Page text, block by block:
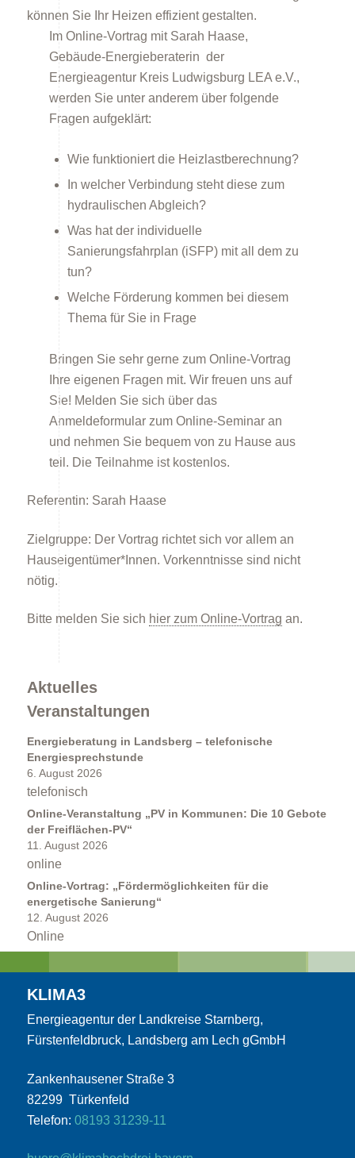
Förderprogramme
Klimabildung
FAQs
Kommunen
Kommunale Energie- und Wärmeplanung
Kommunales Energiemanagement
Förderkompass
können Sie Ihr Heizen effizient gestalten.
Im Online-Vortrag mit Sarah Haase,
Gebäude-Energieberaterin der
Energieagentur Kreis Ludwigsburg LEA e.V.,
werden Sie unter anderem über folgende
Fragen aufgeklärt:
Wie funktioniert die Heizlastberechnung?
In welcher Verbindung steht diese zum
hydraulischen Abgleich?
Was hat der individuelle
Sanierungsfahrplan (iSFP) mit all dem zu
tun?
Welche Förderung kommen bei diesem
Thema für Sie in Frage
Bringen Sie sehr gerne zum Online-Vortrag
Ihre eigenen Fragen mit. Wir freuen uns auf
Sie! Melden Sie sich über das
Anmeldeformular zum Online-Seminar an
und nehmen Sie bequem von zu Hause aus
teil. Die Teilnahme ist kostenlos.
Referentin: Sarah Haase
Zielgruppe: Der Vortrag richtet sich vor allem an
Hauseigentümer*Innen. Vorkenntnisse sind nicht
nötig.
Bitte melden Sie sich hier zum Online-Vortrag an.
Aktuelles
Veranstaltungen
Energieberatung in Landsberg – telefonische
Energiesprechstunde
6. August 2026
telefonisch
Online-Veranstaltung „PV in Kommunen: Die 10 Gebote
der Freiflächen-PV“
11. August 2026
online
Online-Vortrag: „Fördermöglichkeiten für die
energetische Sanierung“
12. August 2026
Online
KLIMA3
Energieagentur der Landkreise Starnberg,
Fürstenfeldbruck, Landsberg am Lech gGmbH
Zankenhausener Straße 3
82299 Türkenfeld
Telefon: 08193 31239-11